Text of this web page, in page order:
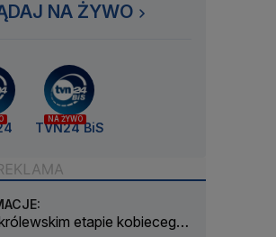
NA ŻYWO
NA ŻYWO
TVN24 BiS
etapie kobiecego